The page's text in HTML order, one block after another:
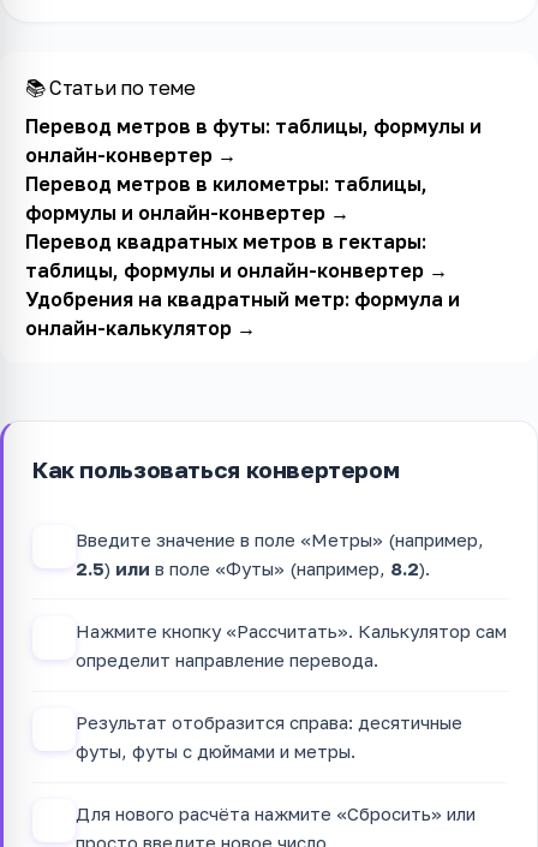
📚 Статьи по теме
Перевод метров в футы: таблицы, формулы и
онлайн-конвертер→
Перевод метров в километры: таблицы,
формулы и онлайн-конвертер→
Перевод квадратных метров в гектары:
таблицы, формулы и онлайн-конвертер→
Удобрения на квадратный метр: формула и
онлайн-калькулятор→
Как пользоваться конвертером
Введите значение в поле «Метры» (например,
2.5) или в поле «Футы» (например, 8.2).
Нажмите кнопку «Рассчитать». Калькулятор сам
определит направление перевода.
Результат отобразится справа: десятичные
футы, футы с дюймами и метры.
Для нового расчёта нажмите «Сбросить» или
просто введите новое число.